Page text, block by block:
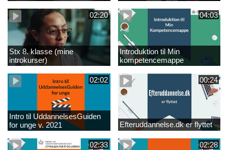
02:20
Stx 8. klasse (mine
introkurser)
04:03
Introduktion til Min
kompetencemappe
02:02
Intro til UddannelsesGuiden
for unge v. 2021
00:24
Efteruddannelse.dk er flyttet
02:33 02:28